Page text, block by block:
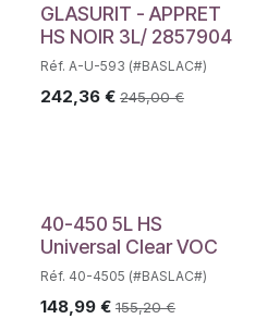
GLASURIT - APPRET
HS NOIR 3L/ 2857904
Réf. A-U-593 (#BASLAC#)
242,36€ 245,00€
40-450 5L HS
Universal Clear VOC
Réf. 40-4505 (#BASLAC#)
148,99€ 155,20€